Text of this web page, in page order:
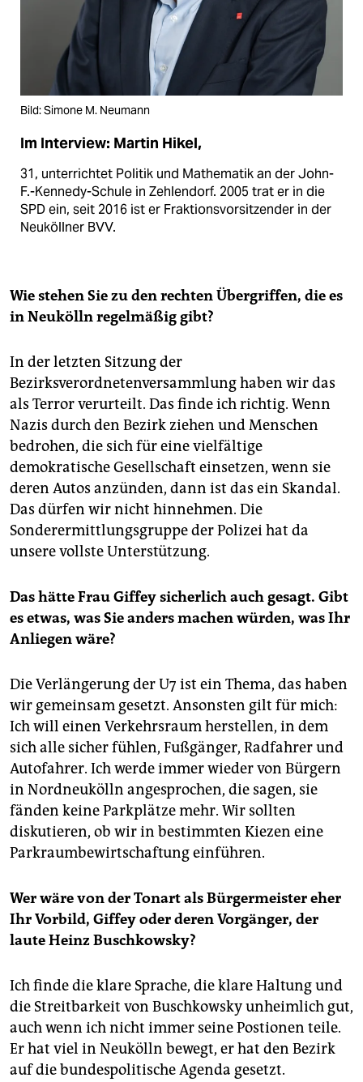
Bild: Simone M. Neumann
Im Interview: Martin Hikel,
31, unterrichtet Politik und Mathematik an der John-
F.-Kennedy-Schule in Zehlendorf. 2005 trat er in die
SPD ein, seit 2016 ist er Fraktionsvorsitzender in der
Neuköllner BVV.
Wie stehen Sie zu den rechten Übergriffen, die es
in Neukölln regelmäßig gibt?
In der letzten Sitzung der
Bezirksverordnetenversammlung haben wir das
als Terror verurteilt. Das finde ich richtig. Wenn
Nazis durch den Bezirk ziehen und Menschen
bedrohen, die sich für eine vielfältige
demokratische Gesellschaft einsetzen, wenn sie
deren Autos anzünden, dann ist das ein Skandal.
Das dürfen wir nicht hinnehmen. Die
Sonderermittlungsgruppe der Polizei hat da
unsere vollste Unterstützung.
Das hätte Frau Giffey sicherlich auch gesagt. Gibt
es etwas, was Sie anders machen würden, was Ihr
Anliegen wäre?
Die Verlängerung der U7 ist ein Thema, das haben
wir gemeinsam gesetzt. Ansonsten gilt für mich:
Ich will einen Verkehrsraum herstellen, in dem
sich alle sicher fühlen, Fußgänger, Radfahrer und
Autofahrer. Ich werde immer wieder von Bürgern
in Nordneukölln angesprochen, die sagen, sie
fänden keine Parkplätze mehr. Wir sollten
diskutieren, ob wir in bestimmten Kiezen eine
Parkraumbewirtschaftung einführen.
Wer wäre von der Tonart als Bürgermeister eher
Ihr Vorbild, Giffey oder deren Vorgänger, der
laute Heinz Buschkowsky?
Ich finde die klare Sprache, die klare Haltung und
die Streitbarkeit von Buschkowsky unheimlich gut,
auch wenn ich nicht immer seine Postionen teile.
Er hat viel in Neukölln bewegt, er hat den Bezirk
auf die bundespolitische Agenda gesetzt.